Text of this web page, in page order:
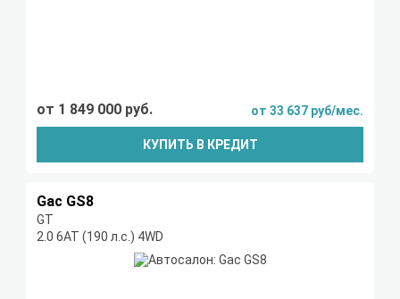
от 1 849 000 руб. от 33 637 руб/мес.
КУПИТЬ В КРЕДИТ
Gac GS8
GT
2.0 6АТ (190 л.с.) 4WD